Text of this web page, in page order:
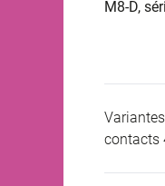
M8-D,
contacts